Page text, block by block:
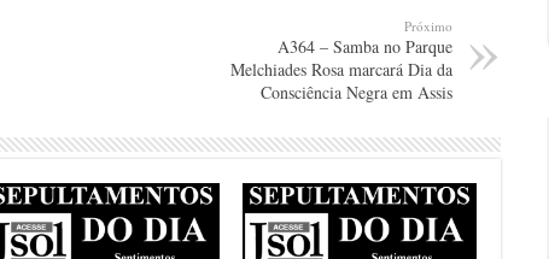
Próximo
A364 – Samba no Parque
Melchiades Rosa marcará Dia da
Consciência Negra em Assis